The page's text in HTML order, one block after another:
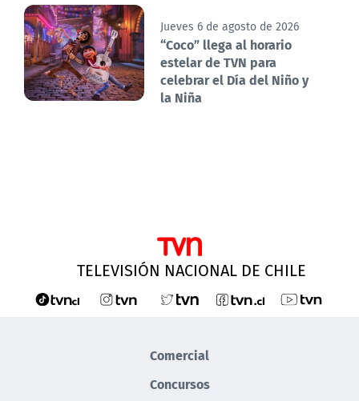
Jueves 6 de agosto de 2026
“Coco” llega al horario
estelar de TVN para
celebrar el Día del Niño y
la Niña
TELEVISIÓN NACIONAL DE CHILE
Comercial
Concursos